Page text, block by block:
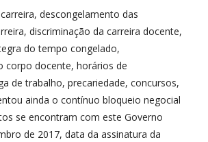
descongelamento das
discriminação da carreira docente,
do tempo congelado,
corpo docente, horários de
de trabalho, precariedade, concursos,
ainda o contínuo bloqueio negocial
se encontram com este Governo
de 2017, data da assinatura da